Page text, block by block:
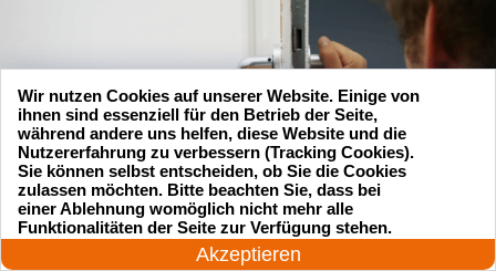
24 Stunden am Tag
Akzeptieren
Wir nutzen Cookies auf unserer Website. Einige von
ihnen sind essenziell für den Betrieb der Seite,
während andere uns helfen, diese Website und die
Nutzererfahrung zu verbessern (Tracking Cookies).
Sie können selbst entscheiden, ob Sie die Cookies
zulassen möchten. Bitte beachten Sie, dass bei
einer Ablehnung womöglich nicht mehr alle
Funktionalitäten der Seite zur Verfügung stehen.